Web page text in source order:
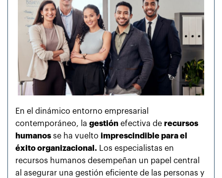
En el dinámico entorno empresarial
contemporáneo, la gestión efectiva de recursos
humanos se ha vuelto imprescindible para el
éxito organizacional. Los especialistas en
recursos humanos desempeñan un papel central
al asegurar una gestión eficiente de las personas y